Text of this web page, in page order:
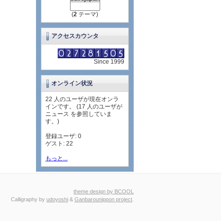
(2 テーマ)
アクセスカウンタ
Since 1999
オンライン状況
22 人のユーザが現在オンラ
インです。 (17 人のユーザが
ニュース を参照していま
す。)
登録ユーザ: 0
ゲスト: 22
もっと...
theme design by BCOOL
Calligraphy by udoyoshi & Ganbarounippon project